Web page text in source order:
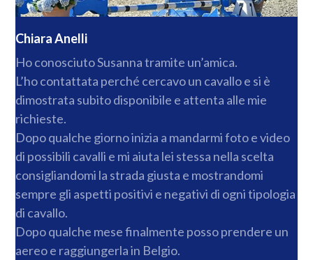
Chiara Anelli
Ho conosciuto Susanna tramite un’amica.
L’ho contattata perché cercavo un cavallo e si è
dimostrata subito disponibile e attenta alle mie
richieste.
Dopo qualche giorno inizia a mandarmi foto e video
di possibili cavalli e mi aiuta lei stessa nella scelta
consigliandomi la strada giusta e mostrandomi
sempre gli aspetti positivi e negativi di ogni tipologia
di cavallo.
Dopo qualche mese finalmente posso prendere un
aereo e raggiungerla in Belgio.